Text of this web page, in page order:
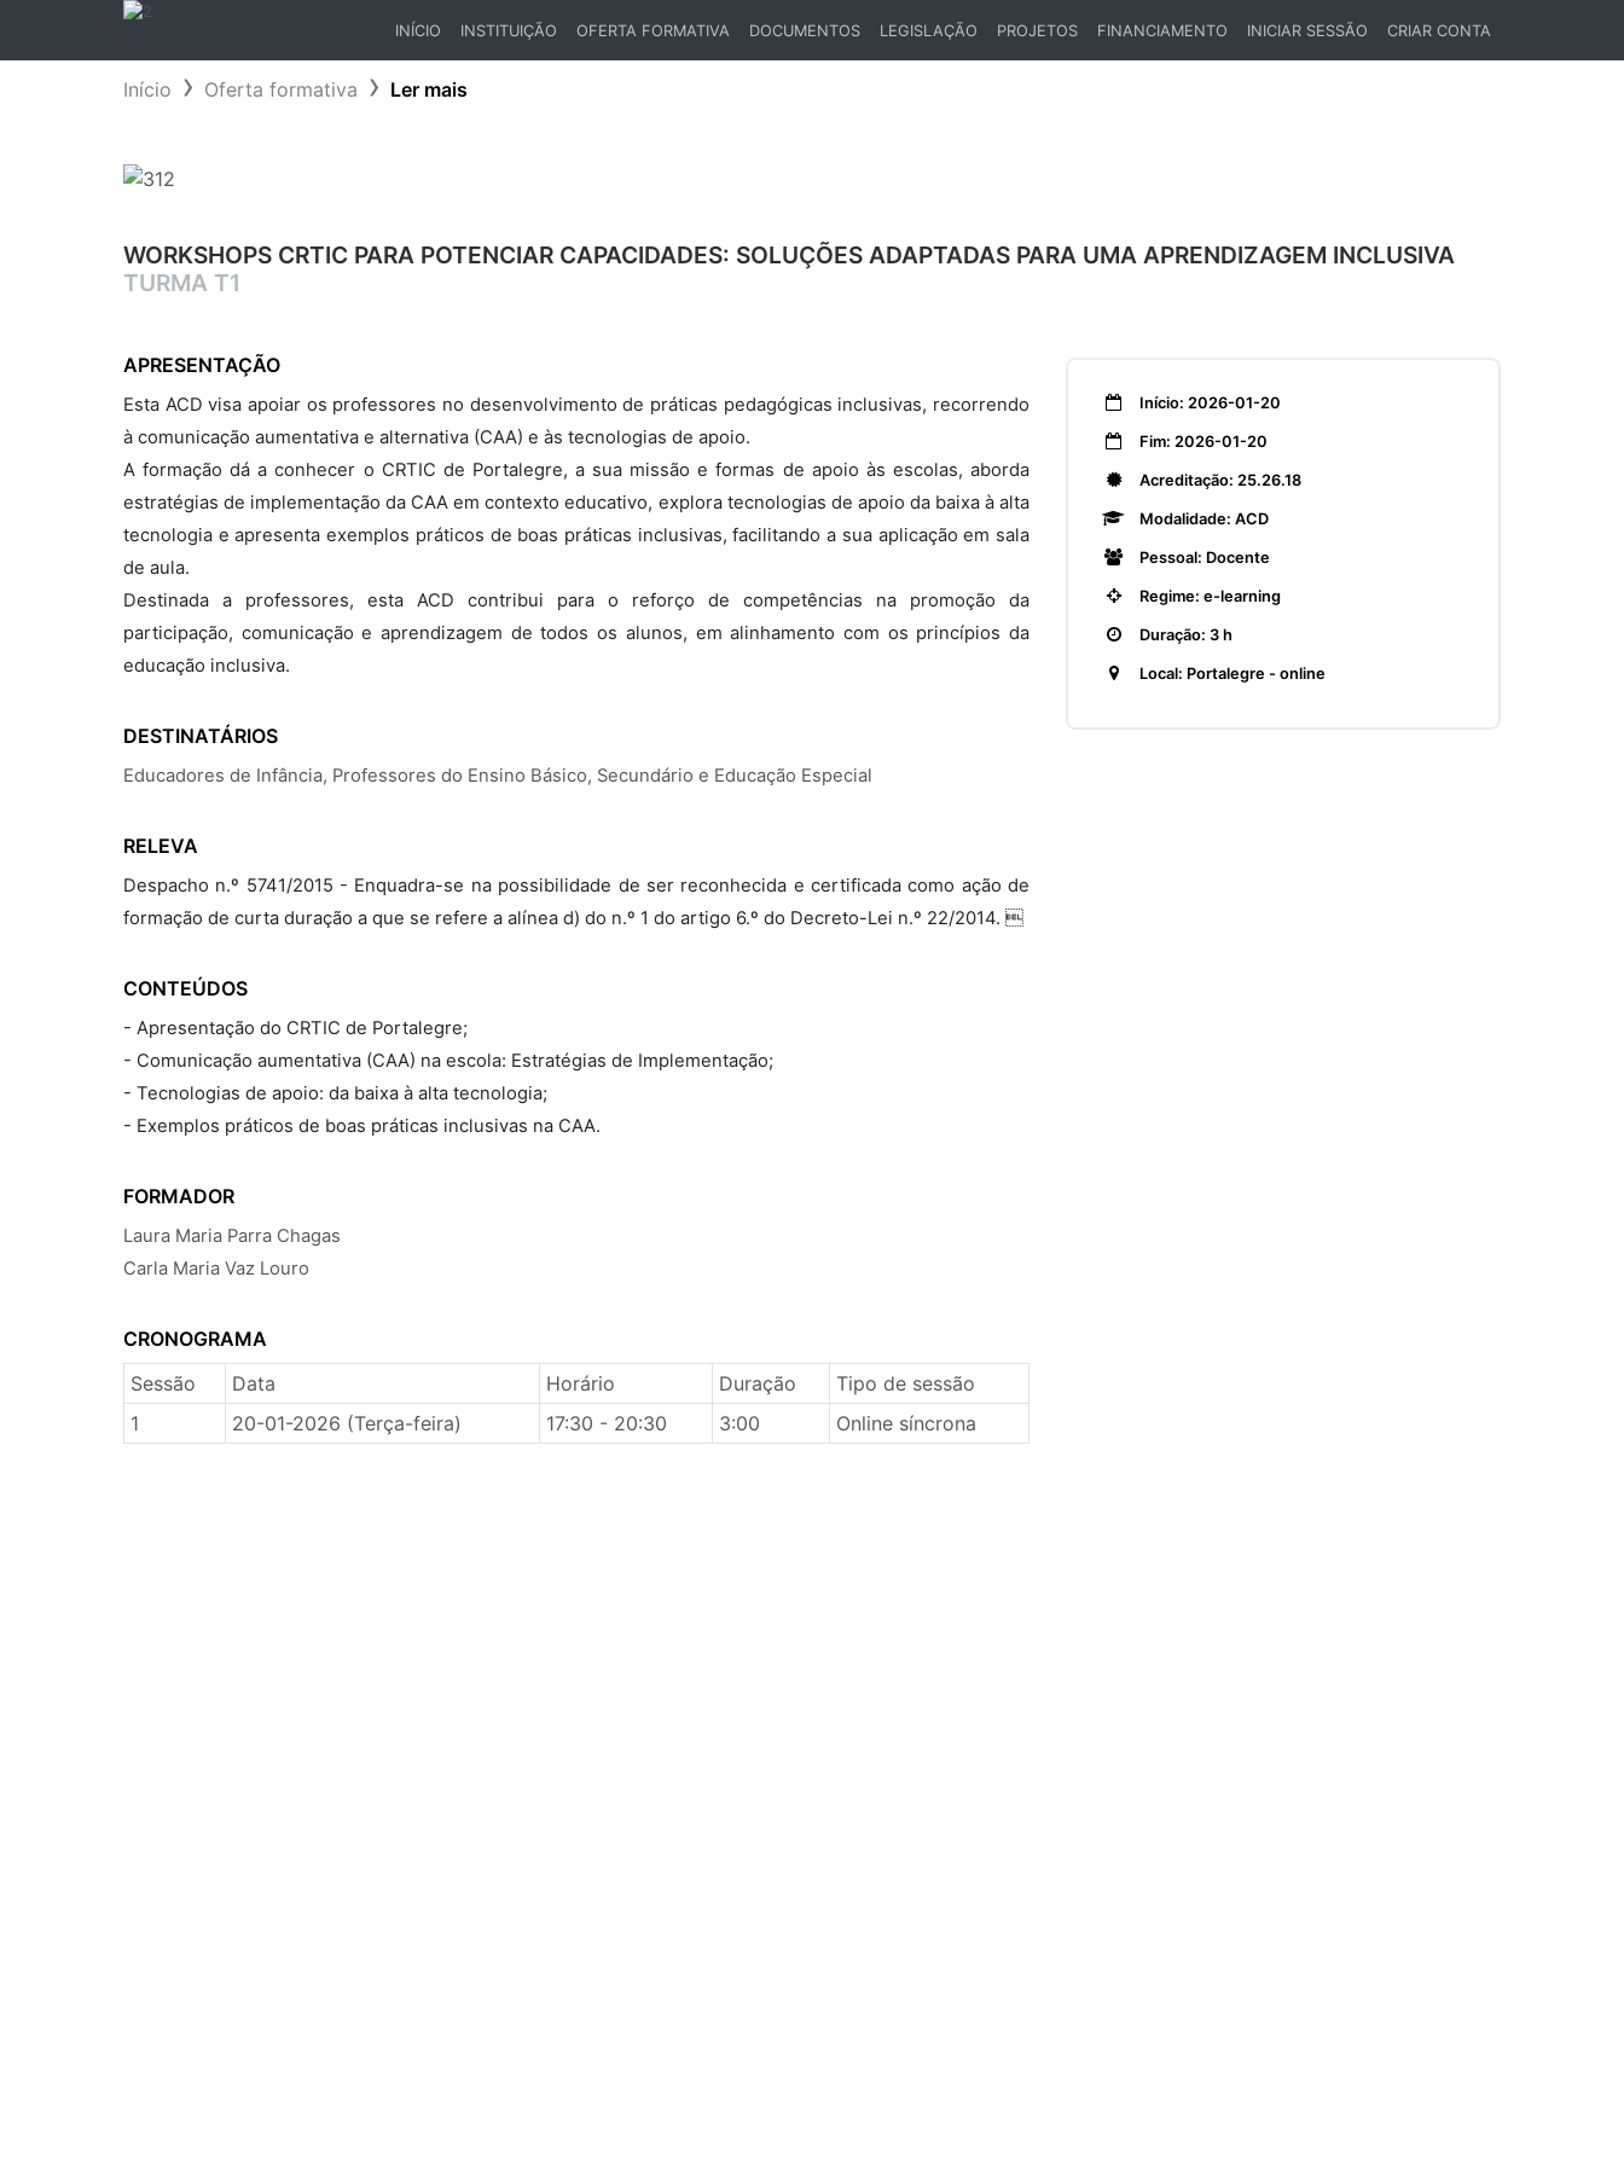
INÍCIO
INSTITUIÇÃO OFERTA FORMATIVA DOCUMENTOS LEGISLAÇÃO PROJETOS FINANCIAMENTO INICIAR SESSÃO CRIAR CONTA
Início Oferta formativa Ler mais
WORKSHOPS CRTIC PARA POTENCIAR CAPACIDADES: SOLUÇÕES ADAPTADAS PARA UMA APRENDIZAGEM INCLUSIVA
TURMA T1
APRESENTAÇÃO
Esta ACD visa apoiar os professores no desenvolvimento de práticas pedagógicas inclusivas, recorrendo
à comunicação aumentativa e alternativa (CAA) e às tecnologias de apoio.
A formação dá a conhecer o CRTIC de Portalegre, a sua missão e formas de apoio às escolas, aborda
estratégias de implementação da CAA em contexto educativo, explora tecnologias de apoio da baixa à alta
tecnologia e apresenta exemplos práticos de boas práticas inclusivas, facilitando a sua aplicação em sala
de aula.
Destinada a professores, esta ACD contribui para o reforço de competências na promoção da
participação, comunicação e aprendizagem de todos os alunos, em alinhamento com os princípios da
educação inclusiva.
DESTINATÁRIOS
Educadores de Infância, Professores do Ensino Básico, Secundário e Educação Especial
RELEVA
Despacho n.º 5741/2015 - Enquadra-se na possibilidade de ser reconhecida e certificada como ação de
formação de curta duração a que se refere a alínea d) do n.º 1 do artigo 6.º do Decreto-Lei n.º 22/2014. 
CONTEÚDOS
- Apresentação do CRTIC de Portalegre;
- Comunicação aumentativa (CAA) na escola: Estratégias de Implementação;
- Tecnologias de apoio: da baixa à alta tecnologia;
- Exemplos práticos de boas práticas inclusivas na CAA.
FORMADOR
Laura Maria Parra Chagas
Carla Maria Vaz Louro
CRONOGRAMA
Sessão
Data Horário Duração
Tipo de sessão
1
20-01-2026 (Terça-feira) 17:30 - 20:30 3:00 Online síncrona
Início: 2026-01-20
Fim: 2026-01-20
Acreditação: 25.26.18
Modalidade: ACD
Pessoal: Docente
Regime: e-learning
Duração: 3 h
Local: Portalegre - online